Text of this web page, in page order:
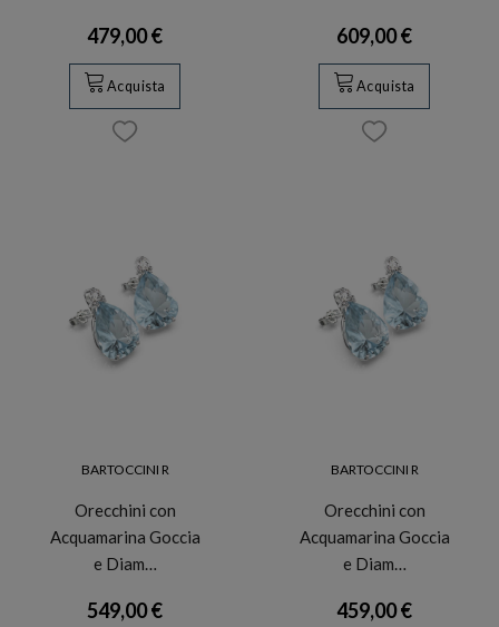
479,00 €
Acquista
609,00 €
Acquista
BARTOCCINI R
Orecchini con
Acquamarina Goccia
e Diam…
549,00 €
BARTOCCINI R
Orecchini con
Acquamarina Goccia
e Diam…
459,00 €